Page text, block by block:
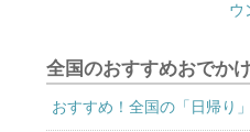
全国のおすすめおでか
おすすめ！全国の「日帰り